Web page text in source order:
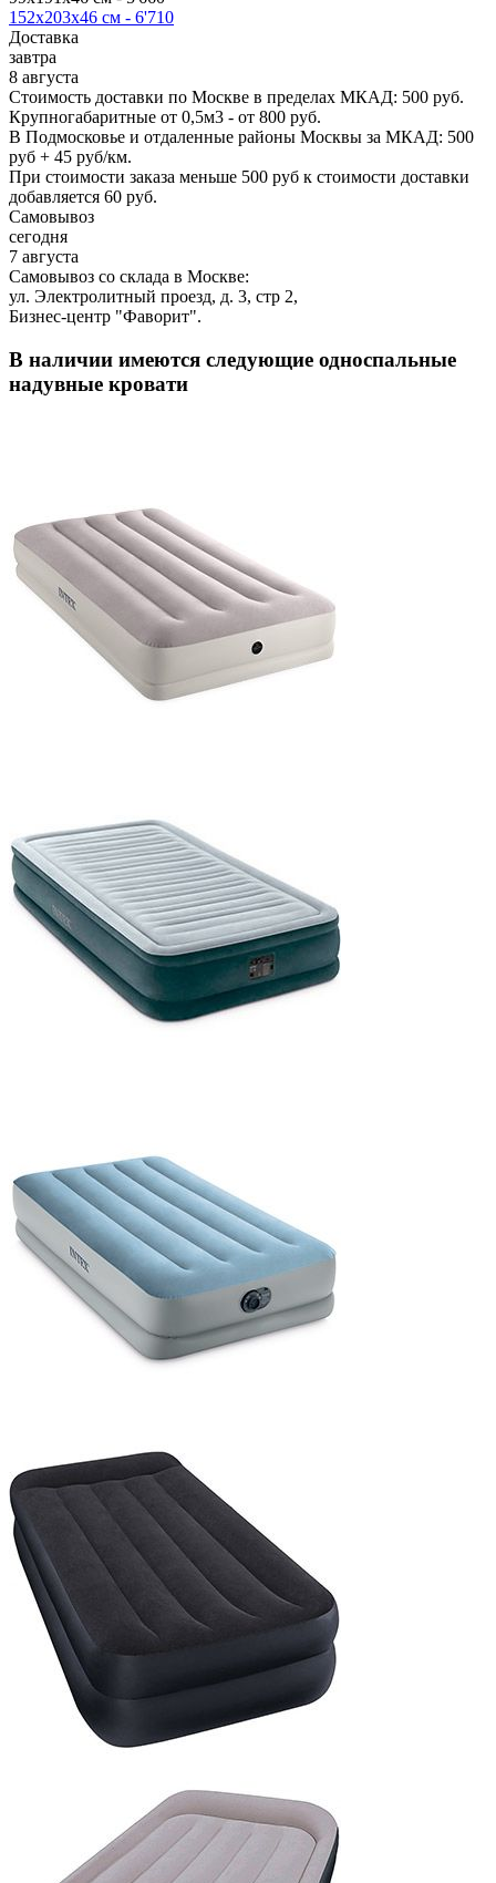
152х203х46 см - 6'710
Доставка
завтра
8 августа
Стоимость доставки по Москве в пределах МКАД: 500 руб.
Крупногабаритные от 0,5м3 - от 800 руб.
В Подмосковье и отдаленные районы Москвы за МКАД: 500
руб + 45 руб/км.
При стоимости заказа меньше 500 руб к стоимости доставки
добавляется 60 руб.
Самовывоз
сегодня
7 августа
Самовывоз со склада в Москве:
ул. Электролитный проезд, д. 3, стр 2,
Бизнес-центр "Фаворит".
В наличии имеются следующие односпальные
надувные кровати